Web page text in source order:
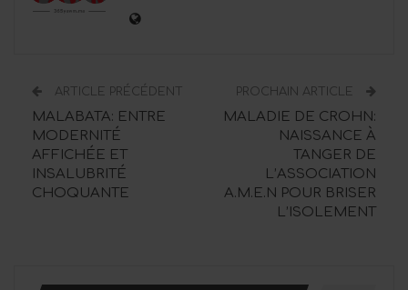
ARTICLE PRÉCÉDENT
MALABATA: ENTRE
MODERNITÉ
AFFICHÉE ET
INSALUBRITÉ
CHOQUANTE
PROCHAIN ARTICLE
MALADIE DE CROHN:
NAISSANCE À
TANGER DE
L’ASSOCIATION
A.M.E.N POUR BRISER
L’ISOLEMENT